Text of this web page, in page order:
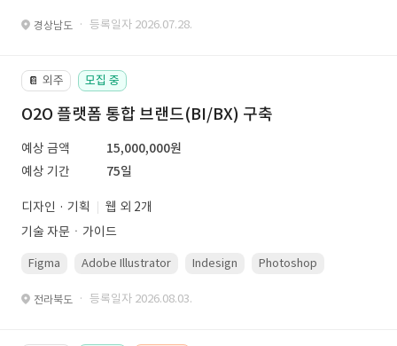
경상남도 · 등록일자 2026.07.28.
📔 외주 모집 중
O2O 플랫폼 통합 브랜드(BI/BX) 구축
예상 금액
15,000,000원
예상 기간
75일
디자인 · 기획
웹 외 2개
기술 자문ㆍ가이드
Figma Adobe Illustrator Indesign Photoshop
전라북도 · 등록일자 2026.08.03.